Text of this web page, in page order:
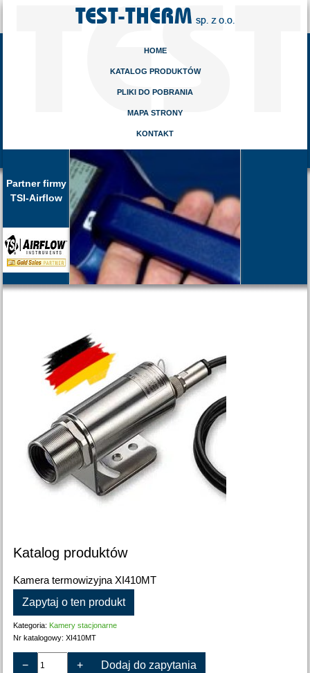
HOME
KATALOG PRODUKTÓW
PLIKI DO POBRANIA
MAPA STRONY
KONTAKT
Partner firmy
TSI-Airflow
Katalog produktów
Kamera termowizyjna XI410MT
Zapytaj o ten produkt
Kategoria: Kamery stacjonarne
Nr katalogowy:XI410MT
− + Dodaj do zapytania